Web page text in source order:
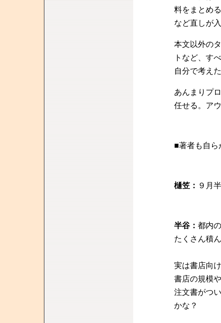
料をまとめ
など直しが
本文以外の
トなど、す
自分で考え
あんまりプ
任せる。ア
■著者も自ら
樋笠： ９月
半谷： 都内
たくさん積
実は書店向
書店の規模
注文書がつ
かな？